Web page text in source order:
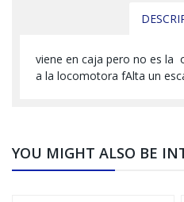
viene en caja pero no es la
a la locomotora fAlta un
YOU MIGHT ALSO BE